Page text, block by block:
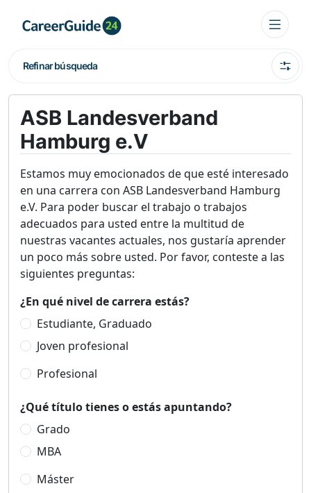
Refinar búsqueda
ASB Landesverband
Hamburg e.V
Estamos muy emocionados de que esté interesado
en una carrera con ASB Landesverband Hamburg
e.V. Para poder buscar el trabajo o trabajos
adecuados para usted entre la multitud de
nuestras vacantes actuales, nos gustaría aprender
un poco más sobre usted. Por favor, conteste a las
siguientes preguntas:
¿En qué nivel de carrera estás?
Estudiante, Graduado
Joven profesional
Profesional
¿Qué título tienes o estás apuntando?
Grado
MBA
Máster